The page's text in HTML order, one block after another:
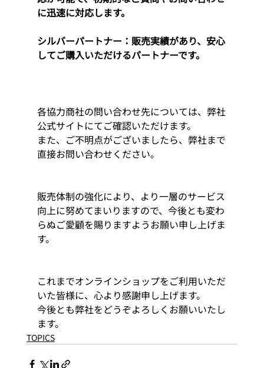
に迅速に対応します。
シルバーパートナー：販売実績があり、安心
してご購入いただけるパートナーです。
各協力商社の問い合わせ先については、弊社
公式サイトにてご確認いただけます。
また、ご不明点がございましたら、弊社まで
直接お問い合わせください。
販売体制の強化により、より一層のサービス
向上に努めてまいりますので、今後とも変わ
らぬご愛顧を賜りますようお願い申し上げま
す。
これまでオンラインショップをご利用いただ
いた皆様に、心より感謝申し上げます。
今後とも弊社をどうぞよろしくお願いいたし
ます。
TOPICS